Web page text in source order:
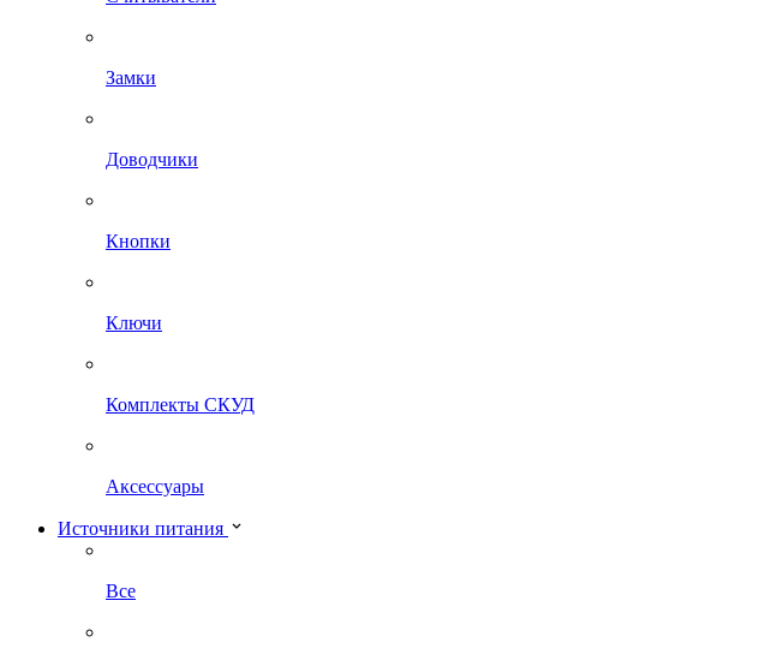
Замки
Доводчики
Кнопки
Ключи
Комплекты СКУД
Аксессуары
Источники питания
Все